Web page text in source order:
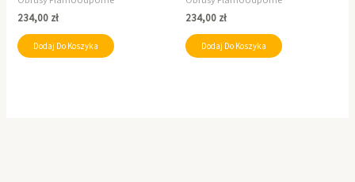
234,00 zł
Dodaj Do Koszyka
234,00 zł
Dodaj Do Koszyka